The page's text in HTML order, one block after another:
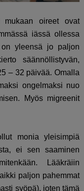
mukaan oireet ovat
iässä ollessa
yleensä jo paljon
säännöllistyvän,
– 32 päivää. Omalla
ongelmaksi nuo
Myös migreenit
monia yleisimpiä
ei sen saaminen
Lääkräiin
paljon pahemmat
syöpä), joten tämä